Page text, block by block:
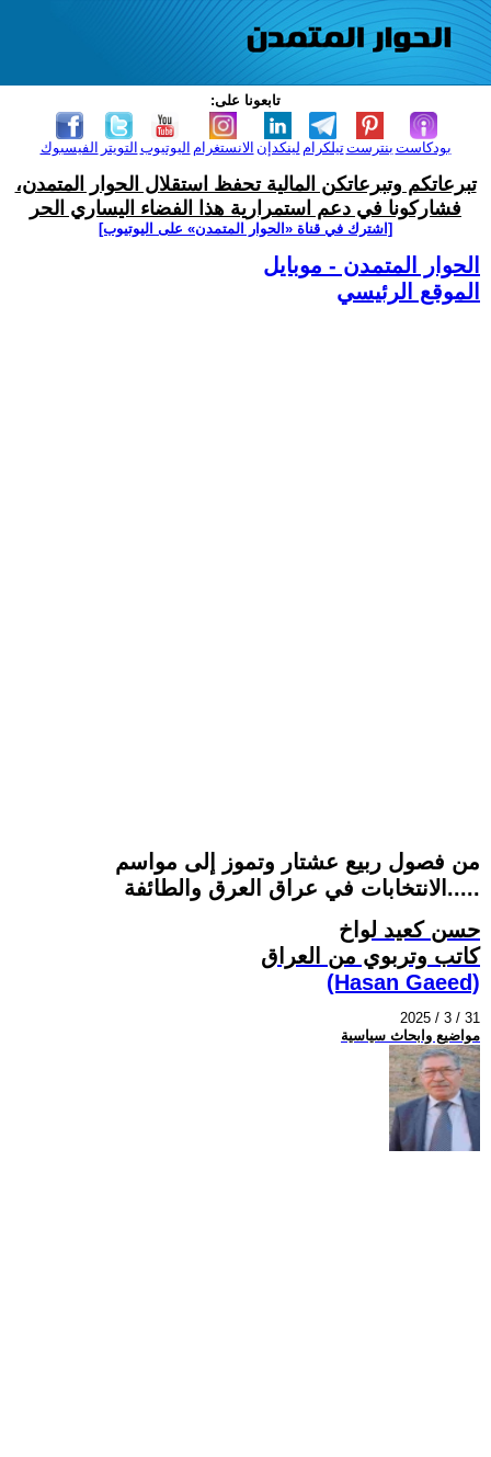
تابعونا على:
الفيسبوك التويتر اليوتيوب الانستغرام لينكدإن تيلكرامبنترست بودكاست
تبرعاتكم وتبرعاتكن المالية تحفظ استقلال الحوار المتمدن،
فشاركونا في دعم استمرارية هذا الفضاء اليساري الحر
[اشترك في قناة ‫«الحوار المتمدن» على اليوتيوب]
الحوار المتمدن - موبايل
الموقع الرئيسي
من فصول ربيع عشتار وتموز إلى مواسم
الانتخابات في عراق العرق والطائفة.....
حسن كعيد لواخ
كاتب وتربوي من العراق
(Hasan Gaeed)
2025 / 3 / 31
مواضيع وابحاث سياسية